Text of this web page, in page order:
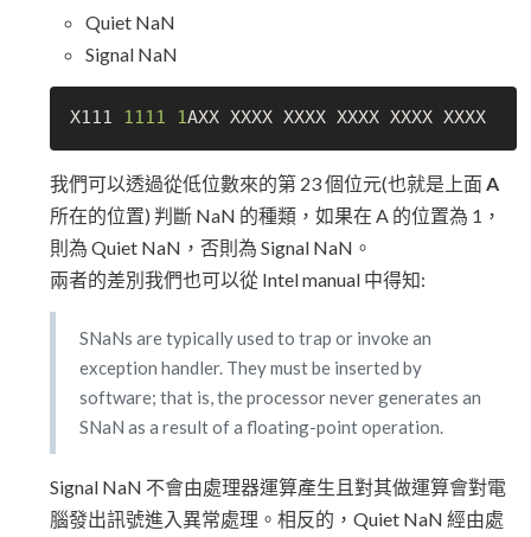
Quiet NaN
Signal NaN
X111 1111 1 AXX XXXX XXXX XXXX XXXX XXXX
我們可以透過從低位數來的第 23 個位元(也就是上面 A
所在的位置) 判斷 NaN 的種類，如果在 A 的位置為 1，
則為 Quiet NaN，否則為 Signal NaN。
兩者的差別我們也可以從 Intel manual 中得知:
SNaNs are typically used to trap or invoke an
exception handler. They must be inserted by
software; that is, the processor never generates an
SNaN as a result of a floating-point operation.
Signal NaN 不會由處理器運算產生且對其做運算會對電
腦發出訊號進入異常處理。相反的，Quiet NaN 經由處